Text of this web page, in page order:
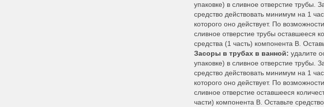
упаковке) в сливное отверстие трубы.
средство действовать минимум на 1
которого оно действует. По
сливное отверстие трубы оставшееся
средства (1 часть) компонента В.
Засоры в трубах в ванной: удалите
упаковке) в сливное отверстие трубы.
средство действовать минимум на 1
которого оно действует. По
сливное отверстие оставшееся
части) компонента В. Оставьте